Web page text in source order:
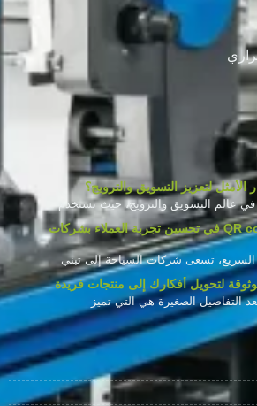
في عالم التسويق والترويج، حيث تستخدم
كيف تسهم استيكرات QR code في تحسين تجربة العملاء بشركات
تسعى شركات السياحة إلى تبني
لتحويل أفكارك إلى منتجات فريدة
التفاصيل الصغيرة هي التي تميز